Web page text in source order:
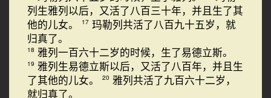
列生雅列以后，又活了八百三十年，并且生了其
他的儿女。
17 玛勒列共活了八百九十五岁，就
归真了。
18 雅列一百六十二岁的时候，生了易德立斯。
19 雅列生易德立斯以后，又活了八百年，并且生
了其他的儿女。
20 雅列共活了九百六十二岁，
就归真了。